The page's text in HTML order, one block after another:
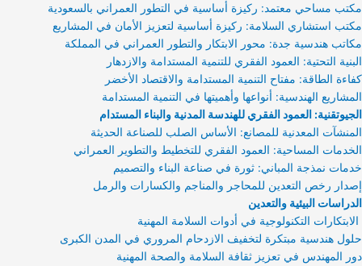
مكتب مساحي معتمد: ركيزة أساسية في التطور العمراني بالسعودية
مكتب استشاري السلامة: ركيزة أساسية لتعزيز الأمان في المشاريع
مكاتب هندسية جدة: محور الابتكار والتطور العمراني في المملكة
البنية التحتية: العمود الفقري للتنمية المستدامة والازدهار
كفاءة الطاقة: مفتاح التنمية المستدامة والاقتصاد الأخضر
المشاريع الهندسية: أنواعها وأهميتها في التنمية المستدامة
الجيوتقنية: العمود الفقري للهندسة المدنية والبناء المستدام
المنشآت المعدنية للمصانع: الأساس الصلب للصناعة الحديثة
الخدمات المساحية: العمود الفقري للتخطيط والتطوير العمراني
خدمات نمذجة المباني: ثورة في صناعة البناء والتصميم
إصدار رخص التعدين للمحاجر والمناجم والكسارات والرمل
الدراسات البيئية والتعدين
الابتكارات التكنولوجية في أدوات السلامة المهنية
حلول هندسية مبتكرة لتخفيف الازدحام المروري في المدن الكبرى
دور المهندس في تعزيز ثقافة السلامة والصحة المهنية